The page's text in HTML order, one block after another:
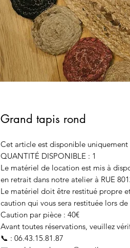
Grand tapis rond
Cet article est disponible
QUANTITÉ DISPONIBLE : 1
Le matériel de location est mis à
en retrait dans notre atelier à RUE
Le matériel doit être restitué propre
caution qui vous sera restituée lors
Caution par pièce : 40€
Avant toutes réservations, veuillez
📞 : 06.43.15.81.87